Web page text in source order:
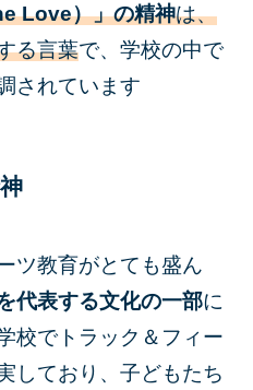
Love）」の精神は、
る言葉で、学校の中で
されています
ツ教育がとても盛ん
代表する文化の一部に
校でトラック＆フィー
しており、子どもたち